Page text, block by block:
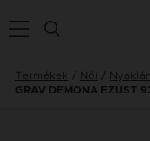
Termékek Női
GRAV DEMONA EZÜST